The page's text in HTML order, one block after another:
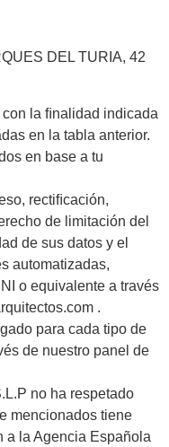
DEL TURIA, 42
la ﬁnalidad indicada
en la tabla anterior.
en base a tu
rectiﬁcación,
de limitación del
de sus datos y el
automatizadas,
o equivalente a través
.
para cada tipo de
de nuestro panel de
no ha respetado
mencionados tiene
a la Agencia Española